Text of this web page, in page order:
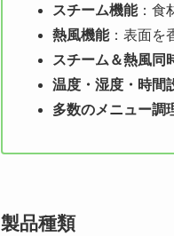
スチーム機能：食
熱風機能：表面を
スチーム＆熱風同
温度・湿度・時間
多数のメニュー調
製品種類